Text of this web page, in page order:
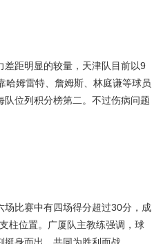
距明显的较量，天津队目前以9
哈姆雷特、詹姆斯、林庭谦等球员
位列积分榜第二。不过伤病问题
比赛中有四场得分超过30分，成
柱位置。广厦队主教练强调，球
身而出，共同为胜利而战。